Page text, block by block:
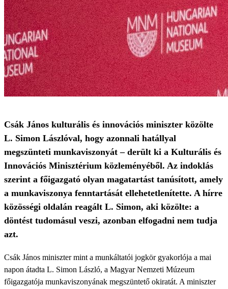
Csák János kulturális és innovációs miniszter közölte
L. Simon Lászlóval, hogy azonnali hatállyal
megszünteti munkaviszonyát – derült ki a Kulturális és
Innovációs Minisztérium közleményéből. Az indoklás
szerint a főigazgató olyan magatartást tanúsított, amely
a munkaviszonya fenntartását ellehetetlenítette. A hírre
közösségi oldalán reagált L. Simon, aki közölte: a
döntést tudomásul veszi, azonban elfogadni nem tudja
azt.
Csák János miniszter mint a munkáltatói jogkör gyakorlója a mai
napon átadta L. Simon László, a Magyar Nemzeti Múzeum
főigazgatója munkaviszonyának megszüntető okiratát. A miniszter